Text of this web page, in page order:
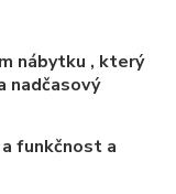
nábytku , který
nadčasový
funkčnost a